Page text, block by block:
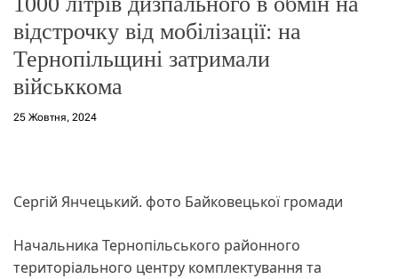
відстрочку від мобілізації: на
Тернопільщині затримали
військкома
25 Жовтня, 2024
Сергій Янчецький. фото Байковецької громади
Начальника Тернопільського районного
територіального центру комплектування та